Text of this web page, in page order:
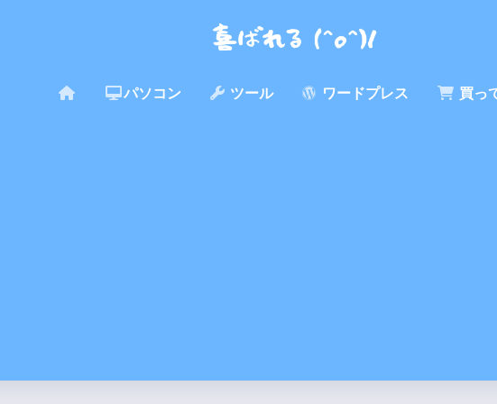
パソコン ツール ワードプレス 買っ